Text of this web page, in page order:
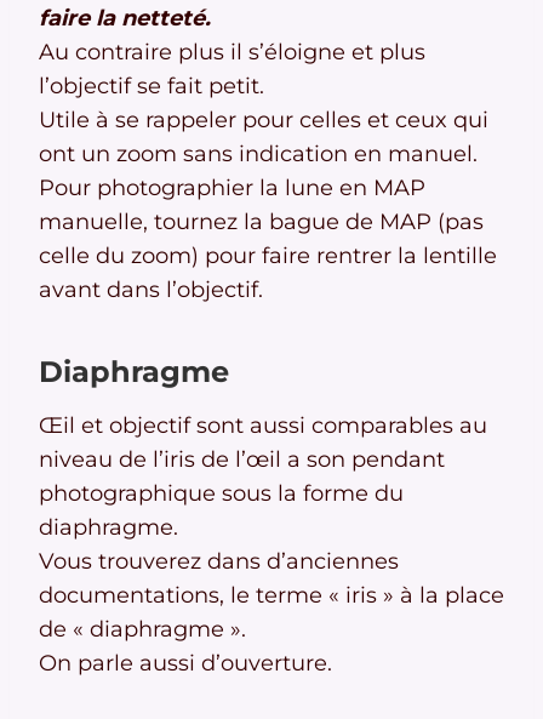
faire la netteté.
Au contraire plus il s’éloigne et plus
l’objectif se fait petit.
Utile à se rappeler pour celles et ceux qui
ont un zoom sans indication en manuel.
Pour photographier la lune en MAP
manuelle, tournez la bague de MAP (pas
celle du zoom) pour faire rentrer la lentille
avant dans l’objectif.
Diaphragme
Œil et objectif sont aussi comparables au
niveau de l’iris de l’œil a son pendant
photographique sous la forme du
diaphragme.
Vous trouverez dans d’anciennes
documentations, le terme « iris » à la place
de « diaphragme ».
On parle aussi d’ouverture.